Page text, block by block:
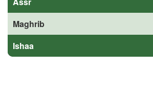
Maghrib
Ishaa